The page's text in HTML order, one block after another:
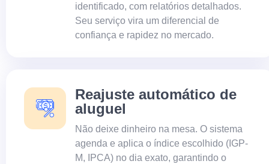
identificado, com relatórios detalhados.
Seu serviço vira um diferencial de
confiança e rapidez no mercado.
Reajuste automático de
aluguel
Não deixe dinheiro na mesa. O sistema
agenda e aplica o índice escolhido (IGP-
M, IPCA) no dia exato, garantindo o